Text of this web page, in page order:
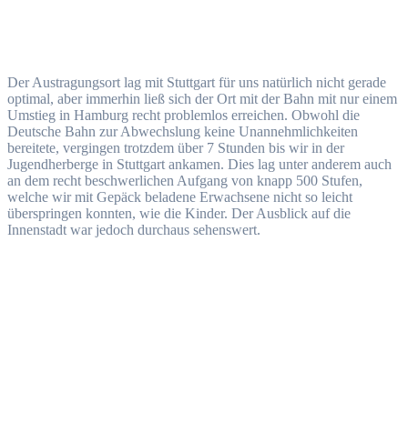
Der Austragungsort lag mit Stuttgart für uns natürlich nicht gerade
optimal, aber immerhin ließ sich der Ort mit der Bahn mit nur einem
Umstieg in Hamburg recht problemlos erreichen. Obwohl die
Deutsche Bahn zur Abwechslung keine Unannehmlichkeiten
bereitete, vergingen trotzdem über 7 Stunden bis wir in der
Jugendherberge in Stuttgart ankamen. Dies lag unter anderem auch
an dem recht beschwerlichen Aufgang von knapp 500 Stufen,
welche wir mit Gepäck beladene Erwachsene nicht so leicht
überspringen konnten, wie die Kinder. Der Ausblick auf die
Innenstadt war jedoch durchaus sehenswert.